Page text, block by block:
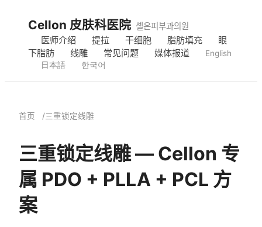
Cellon 皮肤科医院 셀온피부과의원
医师介绍 提拉 干细胞 脂肪填充
眼
下脂肪
线雕 常见问题 媒体报道
English
日本語
한국어
首页 三重锁定线雕
三重锁定线雕 — Cellon 专
属 PDO + PLLA + PCL 方
案